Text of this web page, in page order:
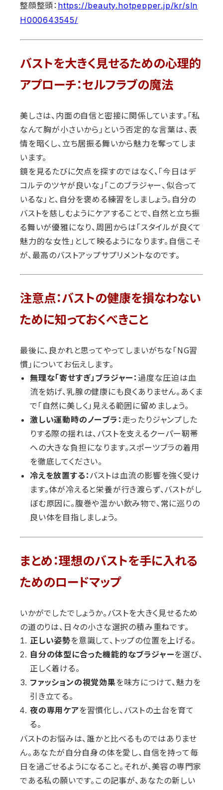
整顔整頭： https://beauty.hotpepper.jp/kr/sln
H000643545/
バストを大きく見せるための心理的
アプローチ：セルフラブの魔法
美しさは、内面の自信と密接に関係しています。「私
なんて胸が小さいから」という否定的な言葉は、表
情を暗くし、立ち居振る舞いから魅力を奪ってしま
います。
鏡を見るたびに欠点を探すのではなく、「今日はデ
コルテのツヤが良いな」「このブラジャー、似合って
いるな」と、自分を褒める練習をしましょう。自分の
バストを慈しむようにケアすることで、自然と立ち振
る舞いが優雅になり、周囲からは「スタイルが良くて
魅力的な女性」として映るようになります。自信こそ
が、最高のバストアップサプリメントなのです。
注意点：バストの健康を損なわない
ために知っておくべきこと
最後に、良かれと思ってやってしまいがちな「NG習
慣」についてお伝えします。
無理な「寄せすぎ」ブラジャー： 過度な圧迫は血
流を妨げ、乳腺の健康にも良くありません。あくま
で「自然に美しく」見える範囲に留めましょう。
激しい運動時のノーブラ： 走ったりジャンプした
りする際の揺れは、バストを支えるクーパー靭帯
への大きな負担になります。スポーツブラの着用
を徹底してください。
冷えを放置する： バストは血流の影響を強く受け
ます。体が冷えると栄養が行き渡らず、バストがし
ぼむ原因に。腹巻や温かい飲み物で、常に巡りの
良い体を目指しましょう。
まとめ：理想のバストを手に入れる
ためのロードマップ
いかがでしたでしょうか。バストを大きく見せるため
の道のりは、日々の小さな選択の積み重ねです。
正しい姿勢を意識して、トップの位置を上げる。
自分の体型に合った機能的なブラジャーを選び、
正しく着ける。
ファッションの視覚効果を味方につけて、魅力を
引き立てる。
夜の専用ケアを習慣化し、バストの土台を育て
る。
バストのお悩みは、誰かと比べるものではありませ
ん。あなたが自分自身の体を愛し、自信を持って毎
日を過ごせるようになること。それが、美容の専門家
である私の願いです。この記事が、あなたの新しい